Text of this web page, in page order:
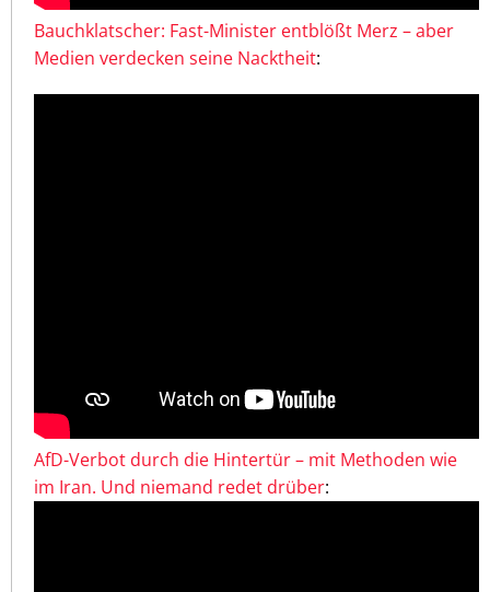
Bauchklatscher: Fast-Minister entblößt Merz – aber
Medien verdecken seine Nacktheit:
AfD-Verbot durch die Hintertür – mit Methoden wie
im Iran. Und niemand redet drüber: